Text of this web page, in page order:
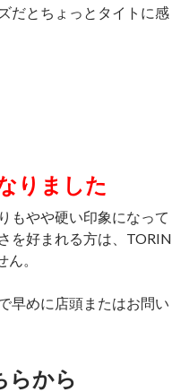
だとちょっとタイトに感
りました
もやや硬い印象になって
を好まれる方は、TORIN
。
早めに店頭またはお問い
らから